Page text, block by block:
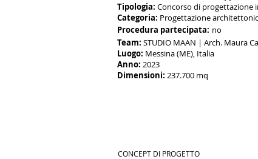
Tipologia: Concorso di progettazione
Categoria: Progettazione
Procedura partecipata: no
Team: STUDIO MAAN | Arch. Maura
Luogo: Messina (ME), Italia
Anno: 2023
Dimensioni: 237.700 mq
CONCEPT DI PROGETTO